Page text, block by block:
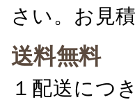
さい。お見
送料無料
１配送につ